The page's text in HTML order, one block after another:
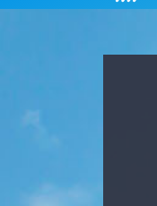
Asayiş Yaşam
Ekonomi